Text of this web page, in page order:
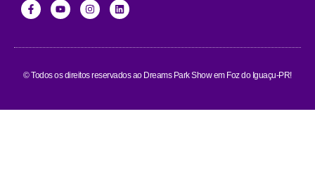
© Todos os direitos reservados ao Dreams Park Show em Foz do Iguaçu-PR!